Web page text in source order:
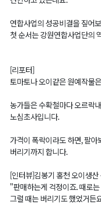
연합사업의 성공비결을 짚어
첫 순서는 강원연합사업단의
[리포터]
토마토나 오이같은 원예작물
농가들은 수확철마다 오르락
노심초사입니다.
가격이 폭락이라도 하면, 팔
버리기까지 합니다.
[인터뷰]김봉기 홍천 오이생산
"판매하는게 걱정이죠. 때로
그럴 때는 버리기도 했었거든